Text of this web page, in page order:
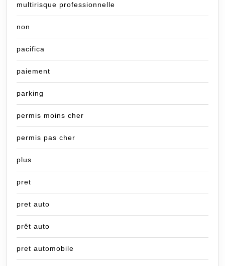
multirisque professionnelle
non
pacifica
paiement
parking
permis moins cher
permis pas cher
plus
pret
pret auto
prêt auto
pret automobile